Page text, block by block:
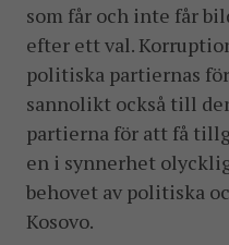
som får och inte får
efter ett val.
politiska partiernas
sannolikt också till
partierna för att få
en i synnerhet
behovet av politiska
Kosovo.